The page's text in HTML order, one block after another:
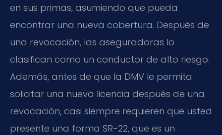
en sus primas, asumiendo que pueda
encontrar una nueva cobertura. Después de
una revocación, las aseguradoras lo
clasifican como un conductor de alto riesgo.
Además, antes de que la DMV le permita
solicitar una nueva licencia después de una
revocación, casi siempre requieren que usted
presente una forma SR-22, que es un